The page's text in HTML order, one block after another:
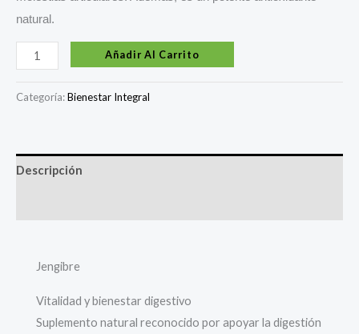
natural.
Añadir Al Carrito
Categoría:Bienestar Integral
Descripción
Jengibre
Vitalidad y bienestar digestivo
Suplemento natural reconocido por apoyar la digestión